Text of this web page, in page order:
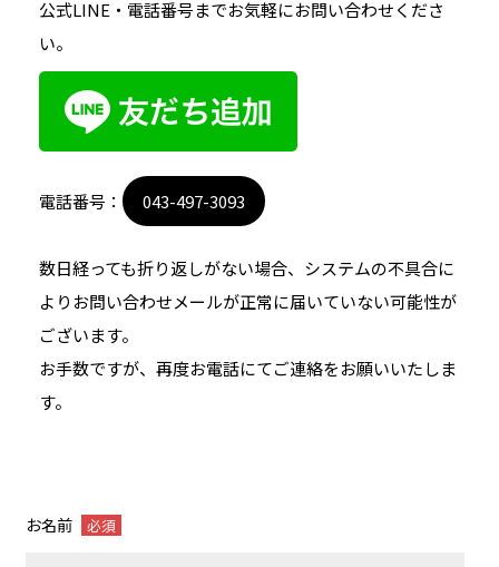
公式LINE・電話番号までお気軽にお問い合わせくださ
い。
電話番号： 043-497-3093
数日経っても折り返しがない場合、システムの不具合に
よりお問い合わせメールが正常に届いていない可能性が
ございます。
お手数ですが、再度お電話にてご連絡をお願いいたしま
す。
お名前 必須